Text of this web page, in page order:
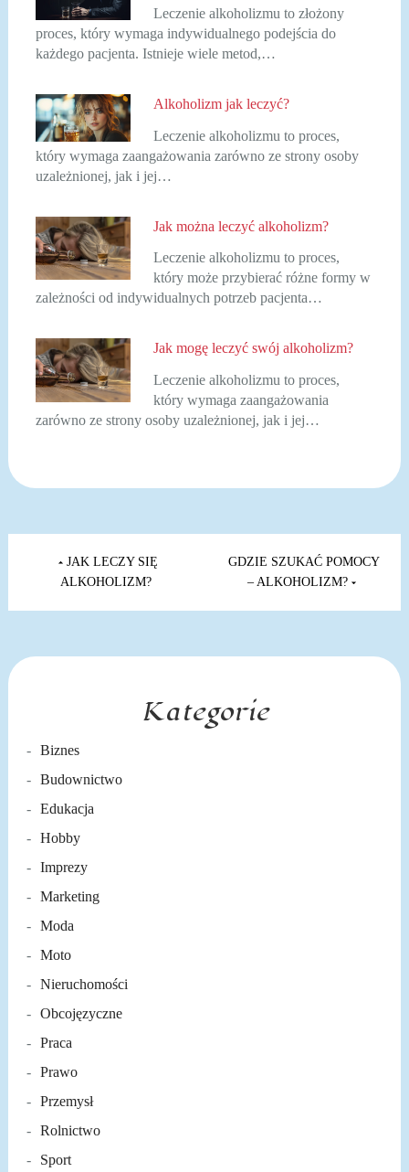
Leczenie alkoholizmu to złożony
proces, który wymaga indywidualnego podejścia do
każdego pacjenta. Istnieje wiele metod,…
Alkoholizm jak leczyć?
Leczenie alkoholizmu to proces,
który wymaga zaangażowania zarówno ze strony osoby
uzależnionej, jak i jej…
Jak można leczyć alkoholizm?
Leczenie alkoholizmu to proces,
który może przybierać różne formy w
zależności od indywidualnych potrzeb pacjenta…
Jak mogę leczyć swój alkoholizm?
Leczenie alkoholizmu to proces,
który wymaga zaangażowania
zarówno ze strony osoby uzależnionej, jak i jej…
Nawigacja
wpisuJAK LECZY SIĘ
ALKOHOLIZM?
GDZIE SZUKAĆ POMOCY
– ALKOHOLIZM?
Kategorie
Biznes
Budownictwo
Edukacja
Hobby
Imprezy
Marketing
Moda
Moto
Nieruchomości
Obcojęzyczne
Praca
Prawo
Przemysł
Rolnictwo
Sport